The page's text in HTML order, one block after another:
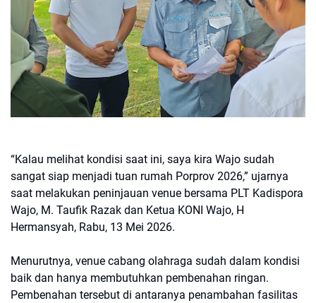
“Kalau melihat kondisi saat ini, saya kira Wajo sudah
sangat siap menjadi tuan rumah Porprov 2026,” ujarnya
saat melakukan peninjauan venue bersama PLT Kadispora
Wajo, M. Taufik Razak dan Ketua KONI Wajo, H
Hermansyah, Rabu, 13 Mei 2026.
Menurutnya, venue cabang olahraga sudah dalam kondisi
baik dan hanya membutuhkan pembenahan ringan.
Pembenahan tersebut di antaranya penambahan fasilitas